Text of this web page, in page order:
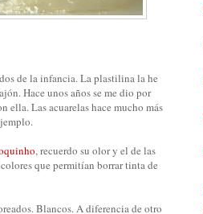
de la infancia. La plastilina la he
Hace unos años se me dio por
ella. Las acuarelas hace mucho más
, recuerdo su olor y el de las
que permitían borrar tinta de
Blancos. A diferencia de otro